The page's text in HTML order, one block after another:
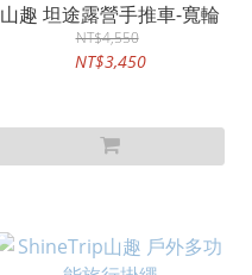
山趣 坦途露營手推車-寬輪
NT$4,550
NT$3,450